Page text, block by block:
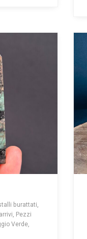
burattati,
Pezzi
Verde,